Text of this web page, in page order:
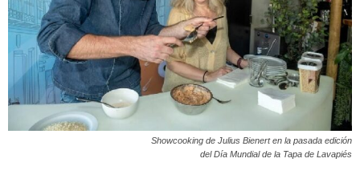
Showcooking de Julius Bienert en la pasada edición
del Día Mundial de la Tapa de Lavapiés